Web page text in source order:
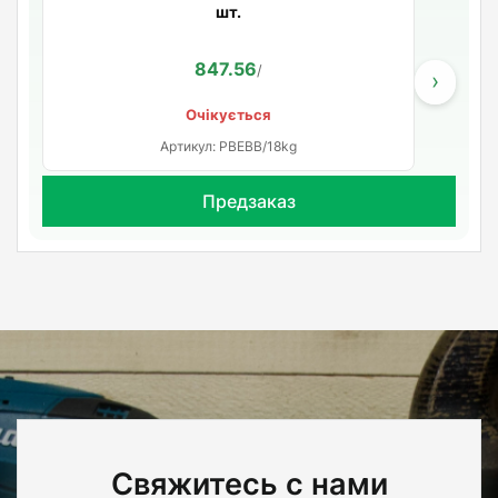
шт.
847.56/
Очікується
Артикул: PBEBB/18kg
›
Предзаказ
Свяжитесь с нами